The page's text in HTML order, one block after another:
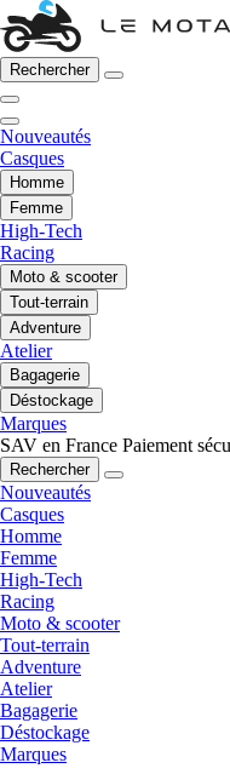
Rechercher
Nouveautés
Casques
Homme
Femme
High-Tech
Racing
Moto & scooter
Tout-terrain
Adventure
Atelier
Bagagerie
Déstockage
Marques
SAV en France Paiement
Rechercher
Nouveautés
Casques
Homme
Femme
High-Tech
Racing
Moto & scooter
Tout-terrain
Adventure
Atelier
Bagagerie
Déstockage
Marques